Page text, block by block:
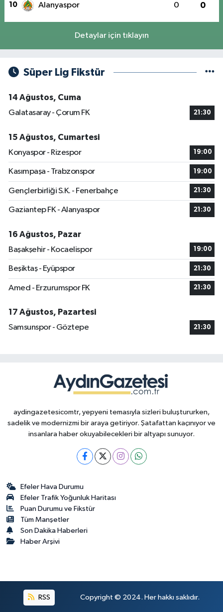
10 Alanyaspor 0 0
Detaylar için tıklayın
Süper Lig Fikstür
14 Ağustos, Cuma
Galatasaray - Çorum FK
21:30
15 Ağustos, Cumartesi
Konyaspor - Rizespor
19:00
Kasımpaşa - Trabzonspor 19:00
Gençlerbirliği S.K. - Fenerbahçe 21:30
Gaziantep FK - Alanyaspor 21:30
16 Ağustos, Pazar
Başakşehir - Kocaelispor
19:00
Beşiktaş - Eyüpspor 21:30
Amed - Erzurumspor FK 21:30
17 Ağustos, Pazartesi
Samsunspor - Göztepe
21:30
aydingazetesicomtr, yepyeni temasıyla sizleri buluştururken,
sadelik ve modernizmi bir araya getiriyor. Şatafattan kaçınıyor ve
insanlara haber okuyabilecekleri bir altyapı sunuyor.
Efeler Hava Durumu
Efeler Trafik Yoğunluk Haritası
Puan Durumu ve Fikstür
Tüm Manşetler
Son Dakika Haberleri
Haber Arşivi
RSS Copyright © 2024. Her hakkı saklıdır.